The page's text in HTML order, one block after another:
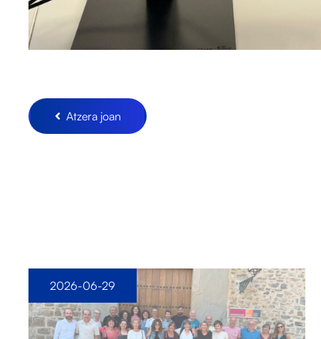
Atzera joan
2026-06-29